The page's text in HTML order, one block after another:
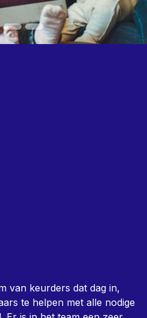
van keurders dat dag in,
te helpen met alle nodige